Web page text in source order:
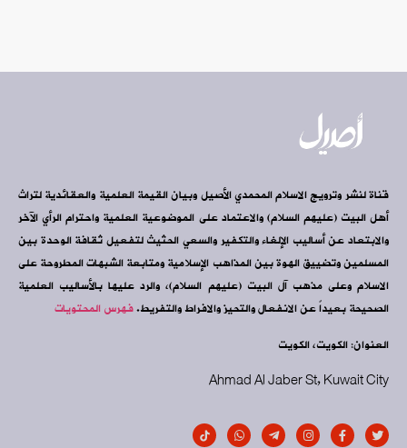
قناة لنشر وترويج الاسلام المحمدي الأصيل وبيان القيمة العلمية والعقائدية لتراث
أهل البيت (عليهم السلام) والاعتماد على الموضوعية العلمية واحترام الرأي الآخر
والابتعاد عن أساليب الإلغاء والتكفير والسعي الحثيث لتفعيل ثقافة الوحدة بين
المسلمين وتضييق الهوة بين المذاهب الإسلامية ومتابعة الشبهات المطروحة على
الاسلام وعلى مذهب آل البيت (عليهم السلام)، والرد عليها بالأساليب العلمية
الصحيحة بعيداً عن الانفعال والتحيز والافراط والتفريط.فهرس المحتويات
العنوان: الكويت، الكويت
Ahmad Al Jaber St, Kuwait City